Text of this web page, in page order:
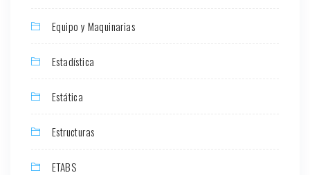
Equipo y Maquinarias
Estadística
Estática
Estructuras
ETABS